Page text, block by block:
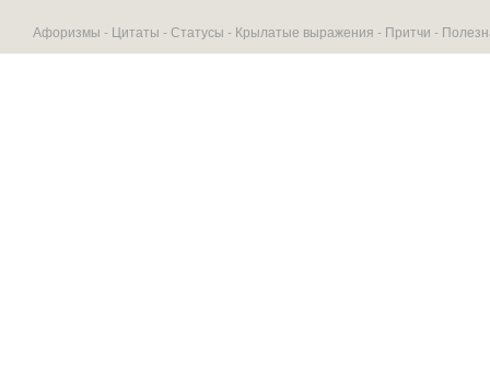
Афоризмы - Цитаты -Статусы - Крылатые выражения - Притчи -